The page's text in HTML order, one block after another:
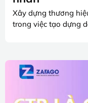
Xây dựng thương
trong việc tạo dựng